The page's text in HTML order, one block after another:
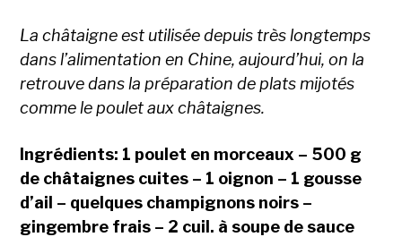
La châtaigne est utilisée depuis très longtemps
dans l’alimentation en Chine, aujourd’hui, on la
retrouve dans la préparation de plats mijotés
comme le poulet aux châtaignes.
Ingrédients: 1 poulet en morceaux – 500 g
de châtaignes cuites – 1 oignon – 1 gousse
d’ail – quelques champignons noirs –
gingembre frais – 2 cuil. à soupe de sauce